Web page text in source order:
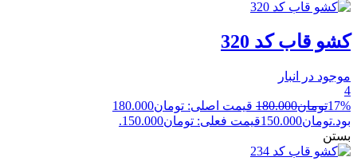
کشو قاب کد 320
موجود در انبار
4
17%تومان180.000
قیمت اصلی: تومان180.000
بود.تومان150.000قیمت فعلی: تومان150.000.
بستن